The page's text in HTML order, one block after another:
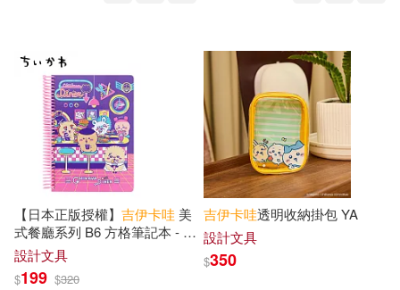
【日本正版授權】 吉伊卡哇 美
式餐廳系列 B6 方格筆記本 - 紫
色款
設計文具
$199 $320
吉伊卡哇透明收納掛包 YA
設計文具
$350